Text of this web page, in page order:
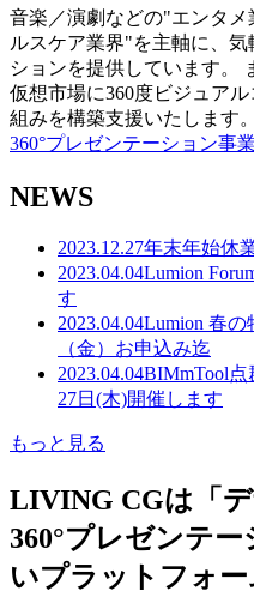
音楽／演劇などの"エンタ
ルスケア業界"を主軸に、
ションを提供しています。
仮想市場に360度ビジュア
組みを構築支援いたします。
360°プレゼンテーション事
NEWS
2023.12.27年末年始休
2023.04.04Lumion
す
2023.04.04Lumion 春の
（金）お申込み迄
2023.04.04BIMmTool点
27日(木)開催します
もっと見る
LIVING CGは「
360°プレゼンテ
いプラットフォ